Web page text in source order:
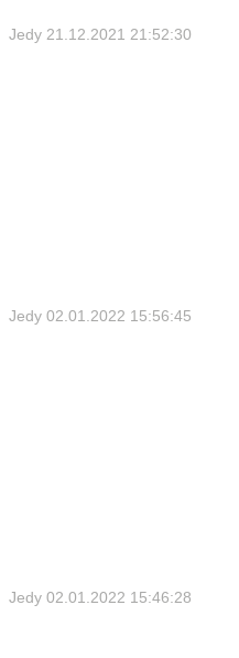
Jedy 21.12.2021 21:52:30
Jedy 02.01.2022 15:56:45
Jedy 02.01.2022 15:46:28